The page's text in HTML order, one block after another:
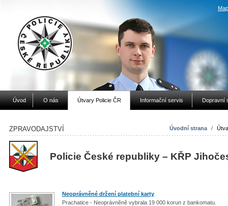
Úvod O nás Útvary Policie ČR Informační servis Dopravní
Úvodní strana /
ZPRAVODAJSTVÍ
Policie České republiky – KŘP
Neoprávněné držení platební karty
Prachatice - Neoprávněně vybrala 19 000 korun z bankomatu.